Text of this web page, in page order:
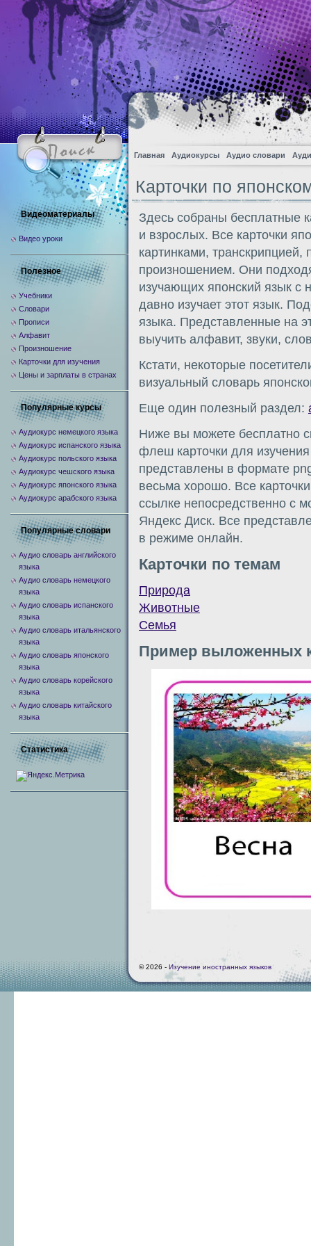
Главная Аудиокурсы Аудио словари
Карточки по
Здесь собраны бесплатные
и взрослых. Все карточки
картинками,
произношением. Они
изучающих японский язык с
давно изучает этот язык.
языка. Представленные на
выучить алфавит, звуки,
Кстати, некоторые
визуальный словарь
Еще один полезный раздел:
Ниже вы можете бесплатно
флеш карточки для
представлены в формате
весьма хорошо. Все
ссылке непосредственно с
Яндекс Диск. Все
в режиме онлайн.
Карточки по темам
Природа
Животные
Семья
Пример выложенных
Видеоматериалы
Видео уроки
Полезное
Учебники
Словари
Прописи
Алфавит
Произношение
Карточки для изучения
Цены и зарплаты в странах
Популярные курсы
Аудиокурс немецкого языка
Аудиокурс испанского языка
Аудиокурс польского языка
Аудиокурс чешского языка
Аудиокурс японского языка
Аудиокурс арабского языка
Популярные словари
Аудио словарь английского
языка
Аудио словарь немецкого
языка
Аудио словарь испанского
языка
Аудио словарь итальянского
языка
Аудио словарь японского
языка
Аудио словарь корейского
языка
Аудио словарь китайского
языка
Статистика
© 2026 - Изучение иностранных языков